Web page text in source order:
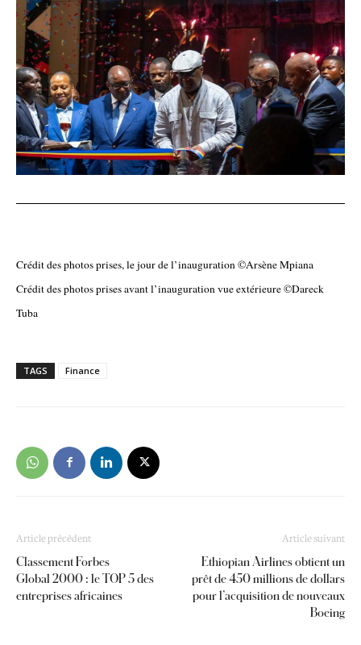
Crédit des photos prises, le jour de l’inauguration ©Arsène Mpiana
Crédit des photos prises avant l’inauguration vue extérieure ©Dareck
Tuba
TAGS Finance
Article précédent
Classement Forbes
Global 2000 : le TOP 5 des
entreprises africaines
Article suivant
Ethiopian Airlines obtient un
prêt de 450 millions de dollars
pour l’acquisition de nouveaux
Boeing